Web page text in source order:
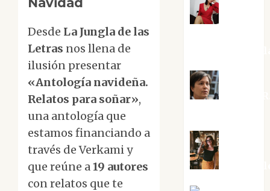
Desde La Jungla de las
Letras nos llena de
ilusión presentar
«Antología navideña.
Relatos para soñar»,
una antología que
estamos financiando a
través de Verkami y
que reúne a19 autores
con relatos que te